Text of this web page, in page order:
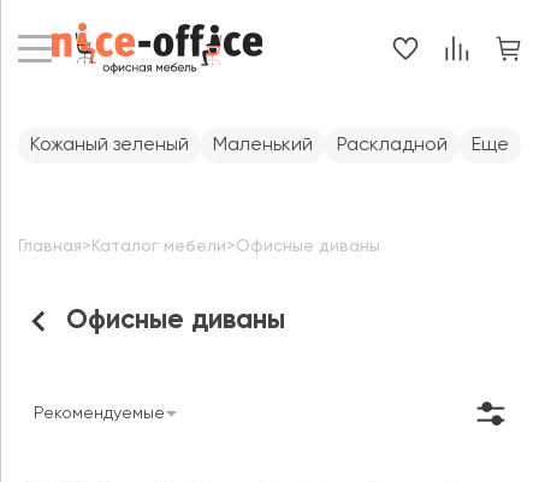
Офисные диваны
Главная> Каталог мебели>Офисные диваны
Кожаный зеленый Маленький Раскладной Еще
Рекомендуемые